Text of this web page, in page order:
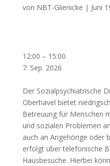
von NBT-Glienicke | Juni
Sprechstunde
Sozialpsychatrischer
12:00 – 15:00
7. Sep. 2026
Der Sozialpsychiatrische
Oberhavel bietet
Betreuung für Menschen
und sozialen Problemen
auch an Angehörige oder
erfolgt über telefonische
Hausbesuche. Hierbei